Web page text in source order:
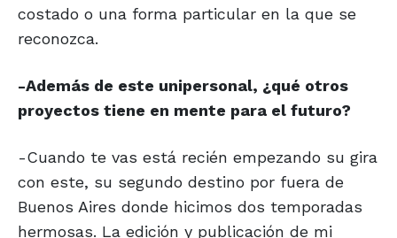
costado o una forma particular en la que se
reconozca.
-Además de este unipersonal, ¿qué otros
proyectos tiene en mente para el futuro?
-Cuando te vas está recién empezando su gira
con este, su segundo destino por fuera de
Buenos Aires donde hicimos dos temporadas
hermosas. La edición y publicación de mi